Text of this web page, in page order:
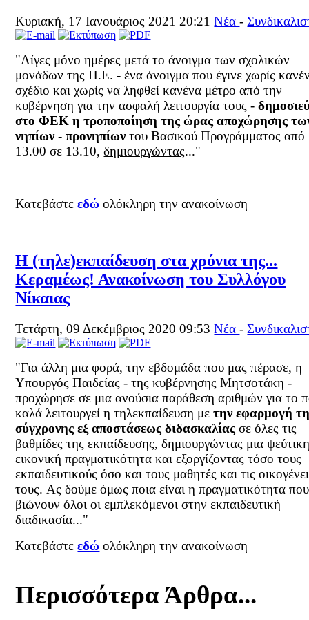
Κυριακή, 17 Ιανουάριος 2021 20:21Νέα-
"Λίγες μόνο ημέρες μετά το άνοιγμα των σχολικών
μονάδων της Π.Ε. - ένα άνοιγμα που έγινε χωρίς
σχέδιο και χωρίς να ληφθεί κανένα μέτρο από την
κυβέρνηση για την ασφαλή λειτουργία τους -
στο ΦΕΚ η τροποποίηση της ώρας αποχώρησης
νηπίων - προνηπίωντου Βασικού Προγράμματος από
13.00 σε 13.10,δημιουργώντας..."
Κατεβάστεεδώ ολόκληρη την ανακοίνωση
Η (τηλε)εκπαίδευση στα χρόνια της...
Κεραμέως! Ανακοίνωση του Συλλόγου
Νίκαιας
Τετάρτη, 09 Δεκέμβριος 2020 09:53Νέα-
"Για άλλη μια φορά, την εβδομάδα που μας πέρασε, η
Υπουργός Παιδείας - της κυβέρνησης Μητσοτάκη -
προχώρησε σε μια ανούσια παράθεση αριθμών για το
καλά λειτουργεί η τηλεκπαίδευση μετην εφαρμογή
σύγχρονης εξ αποστάσεως διδασκαλίας σε όλες τις
βαθμίδες της εκπαίδευσης, δημιουργώντας μια
εικονική πραγματικότητα και εξοργίζοντας τόσο τους
εκπαιδευτικούς όσο και τους μαθητές και τις
τους. Ας δούμε όμως ποια είναι η πραγματικότητα που
βιώνουν όλοι οι εμπλεκόμενοι στην εκπαιδευτική
διαδικασία..."
Κατεβάστεεδώ ολόκληρη την ανακοίνωση
Περισσότερα Άρθρα...